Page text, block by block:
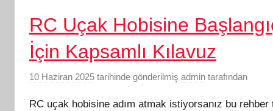
RC Uçak Hobisine
İçin Kapsamlı Kılavuz
10 Haziran 2025 tarihinde gönderilmiş admin tarafından
RC uçak hobisine adım atmak istiyorsanız bu